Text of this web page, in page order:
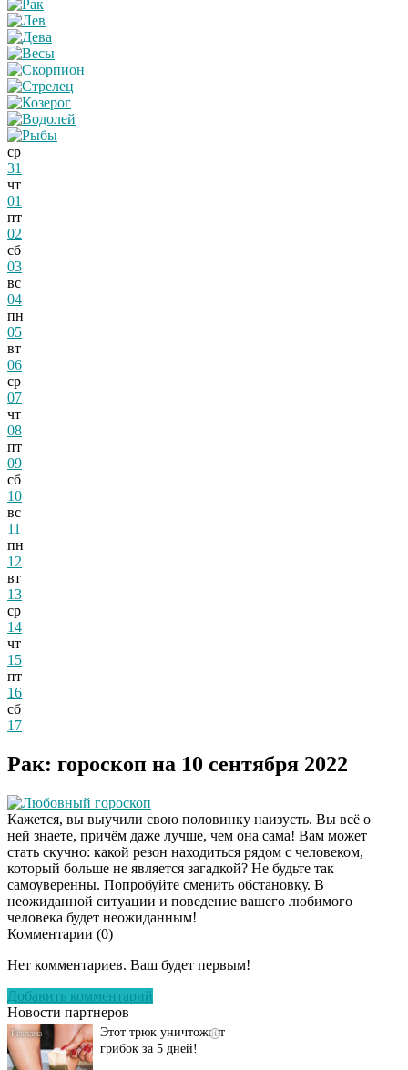
ср
31
чт
01
пт
02
сб
03
вс
04
пн
05
вт
06
ср
07
чт
08
пт
09
сб
10
вс
11
пн
12
вт
13
ср
14
чт
15
пт
16
сб
17
Рак: гороскоп на 10 сентября 2022
Любовный гороскоп
Кажется, вы выучили свою половинку наизусть. Вы всё о
ней знаете, причём даже лучше, чем она сама! Вам может
стать скучно: какой резон находиться рядом с человеком,
который больше не является загадкой? Не будьте так
самоуверенны. Попробуйте сменить обстановку. В
неожиданной ситуации и поведение вашего любимого
человека будет неожиданным!
Комментарии (0)
Нет комментариев. Ваш будет первым!
Добавить комментарий
Новости партнеров
Даже самый
исчезнет с корнем,
i
Этот трюк уничтожает
грибок за 5 дней!